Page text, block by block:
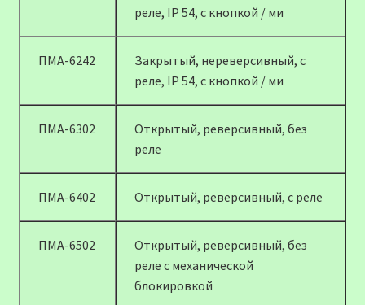
реле, IP 54, с кнопкой / ми
ПМА-6242
Закрытый, нереверсивный, с
реле, IP 54, с кнопкой / ми
ПМА-6302
Открытый, реверсивный, без
реле
ПМА-6402 Открытый, реверсивный, с реле
ПМА-6502
Открытый, реверсивный, без
реле с механической
блокировкой